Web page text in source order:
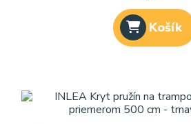
Košík